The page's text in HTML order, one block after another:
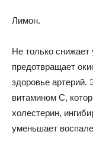
Лимон.
Не только снижает
предотвращает
здоровье артерий.
витамином С,
холестерин,
уменьшает